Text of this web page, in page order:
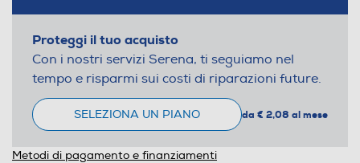
Proteggi il tuo acquisto
Con i nostri servizi Serena, ti seguiamo nel
tempo e risparmi sui costi di riparazioni future.
SELEZIONA UN PIANO da € 2,08 al mese
Metodi di pagamento e finanziamenti